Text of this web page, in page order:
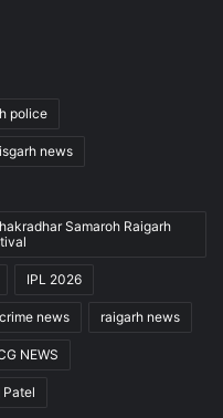
police
news
Samaroh Raigarh
IPL 2026
news raigarh news
NEWS